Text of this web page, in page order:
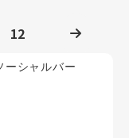
12